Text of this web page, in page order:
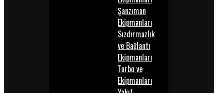
Şanzıman
Ekipmanları
Sızdırmazlık
ve Bağlantı
Ekipmanları
Turbo ve
Ekipmanları